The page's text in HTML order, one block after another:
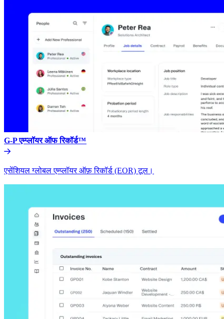
G-P एम्प्लॉयर ऑफ रिकॉर्ड™​​
एसेंशियल ग्लोबल एम्प्लॉयर ऑफ़ रिकॉर्ड (EOR) टूल।​​